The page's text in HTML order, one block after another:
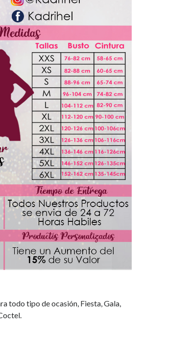
todo tipo de ocasión, Fiesta, Gala,